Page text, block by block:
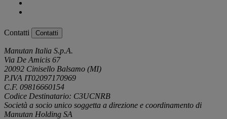
Contatti Contatti
Manutan Italia S.p.A.
Via De Amicis 67
20092 Cinisello Balsamo (MI)
P.IVA IT02097170969
C.F. 09816660154
Codice Destinatario: C3UCNRB
Società a socio unico soggetta a direzione e coordinamento di
Manutan Holding SA